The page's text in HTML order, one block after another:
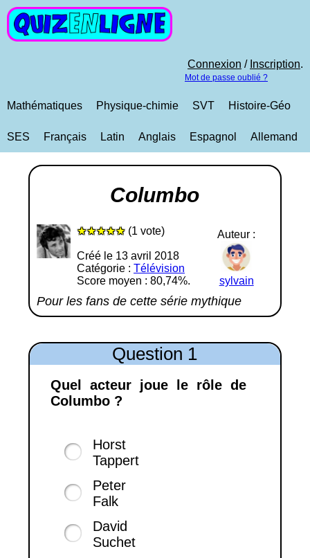
Connexion / Inscription.
Mot de passe oublié ?
Mathématiques Physique-chimie SVT Histoire-Géo
SES Français Latin Anglais Espagnol Allemand
Columbo
★★★★★(1 vote)
Créé le 13 avril 2018
Catégorie : Télévision
Score moyen : 80,74%.
Auteur :
sylvain
Pour les fans de cette série mythique
Question 1
Quel acteur joue le rôle de
Columbo ?
Horst
Tappert
Peter
Falk
David
Suchet